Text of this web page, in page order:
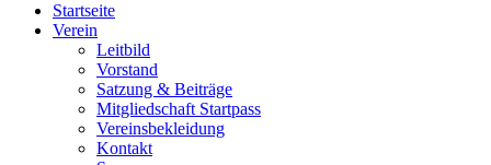
Startseite
Verein
Leitbild
Vorstand
Satzung & Beiträge
Mitgliedschaft Startpass
Vereinsbekleidung
Kontakt